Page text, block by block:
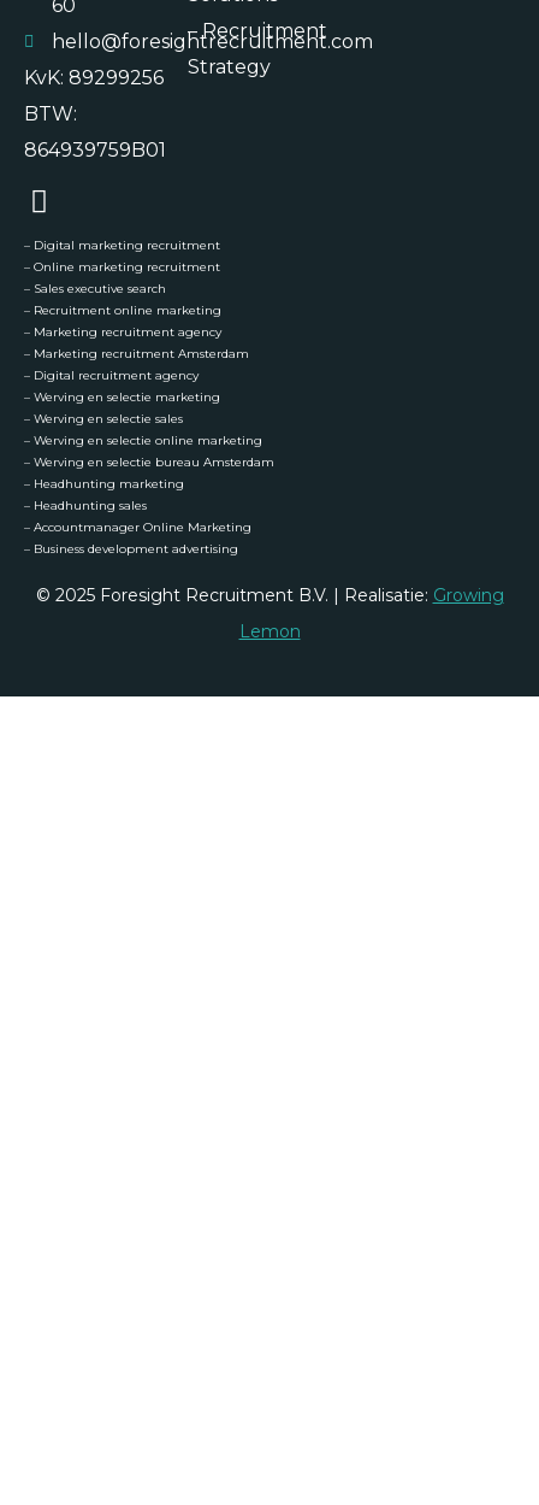
60
hello@foresightrecruitment.com
KvK: 89299256
BTW:
864939759B01
–Recruitment
Strategy
– Digital marketing recruitment
– Online marketing recruitment
– Sales executive search
– Recruitment online marketing
– Marketing recruitment agency
– Marketing recruitment Amsterdam
– Digital recruitment agency
– Werving en selectie marketing
– Werving en selectie sales
– Werving en selectie online marketing
– Werving en selectie bureau Amsterdam
– Headhunting marketing
– Headhunting sales
– Accountmanager Online Marketing
– Business development advertising
© 2025 Foresight Recruitment B.V. | Realisatie: Growing
Lemon